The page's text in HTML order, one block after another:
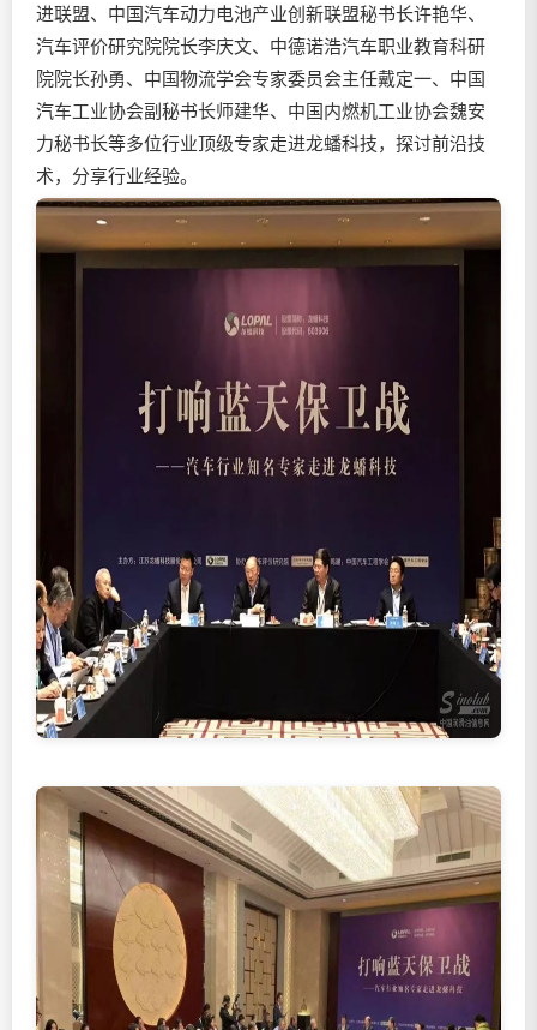
进联盟、中国汽车动力电池产业创新联盟秘书长许艳华、
汽车评价研究院院长李庆文、中德诺浩汽车职业教育科研
院院长孙勇、中国物流学会专家委员会主任戴定一、中国
汽车工业协会副秘书长师建华、中国内燃机工业协会魏安
力秘书长等多位行业顶级专家走进龙蟠科技，探讨前沿技
术，分享行业经验。